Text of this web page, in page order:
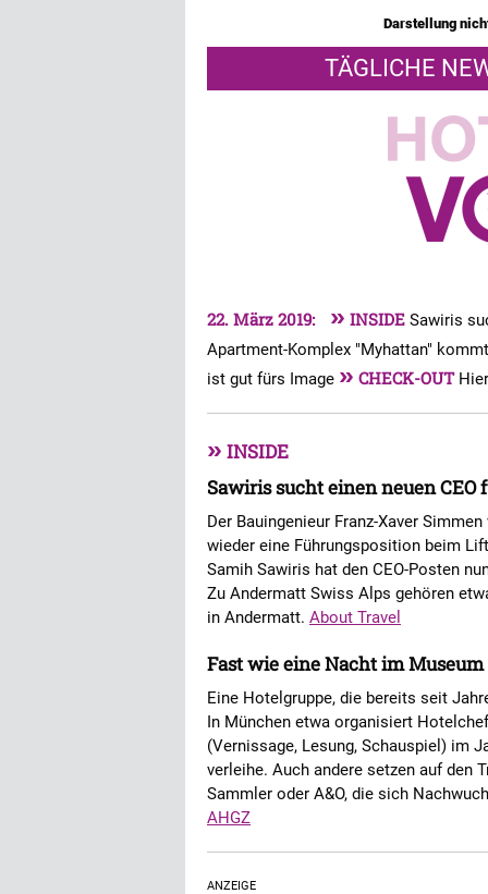
Darstellung
TÄGLICHE
22. März 2019: » INSIDE Sawiris
Apartment-Komplex "Myhattan"
ist gut fürs Image » CHECK-OUT
» INSIDE
Sawiris sucht einen neuen CEO
Der Bauingenieur Franz-Xaver
wieder eine Führungsposition beim
Samih Sawiris hat den CEO-Posten
Zu Andermatt Swiss Alps gehören
in Andermatt. About Travel
Fast wie eine Nacht im Museum
Eine Hotelgruppe, die bereits seit
In München etwa organisiert
(Vernissage, Lesung, Schauspiel) im
verleihe. Auch andere setzen auf den
Sammler oder A&O, die sich
AHGZ
ANZEIGE